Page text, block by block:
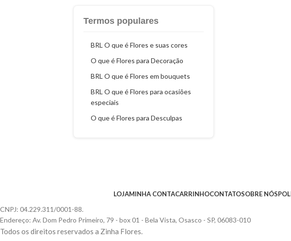
Termos populares
BRL O que é Flores e suas cores
O que é Flores para Decoração
BRL O que é Flores em bouquets
BRL O que é Flores para ocasiões
especiais
O que é Flores para Desculpas
LOJAMINHA CONTACARRINHOCONTATOSOBRE NÓS
CNPJ: 04.229.311/0001-88.
Endereço: Av. Dom Pedro Primeiro, 79 - box 01 - Bela Vista, Osasco - SP, 06083-010
Todos os direitos reservados a Zinha Flores.